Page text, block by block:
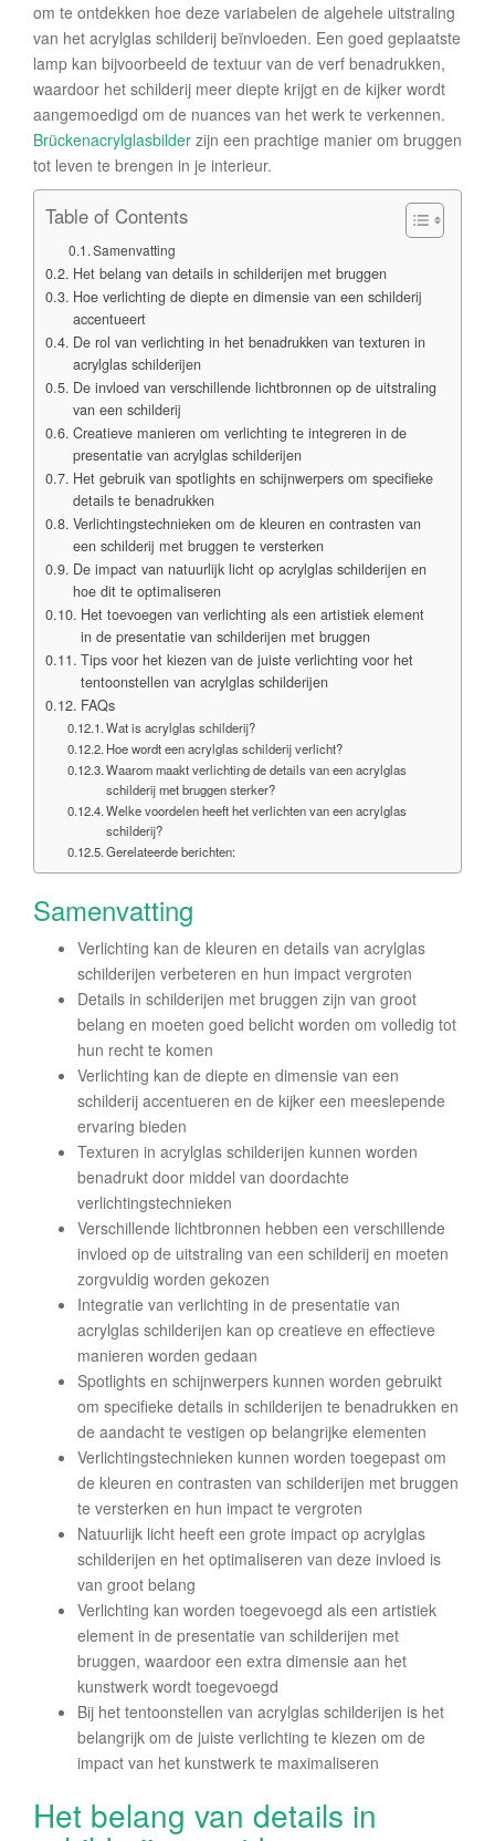
om te ontdekken hoe deze variabelen de algehele uitstraling
van het acrylglas schilderij beïnvloeden. Een goed geplaatste
lamp kan bijvoorbeeld de textuur van de verf benadrukken,
waardoor het schilderij meer diepte krijgt en de kijker wordt
aangemoedigd om de nuances van het werk te verkennen.
Brückenacrylglasbilder zijn een prachtige manier om bruggen
tot leven te brengen in je interieur.
Table of Contents
Samenvatting
Het belang van details in schilderijen met bruggen
Hoe verlichting de diepte en dimensie van een schilderij
accentueert
De rol van verlichting in het benadrukken van texturen in
acrylglas schilderijen
De invloed van verschillende lichtbronnen op de uitstraling
van een schilderij
Creatieve manieren om verlichting te integreren in de
presentatie van acrylglas schilderijen
Het gebruik van spotlights en schijnwerpers om specifieke
details te benadrukken
Verlichtingstechnieken om de kleuren en contrasten van
een schilderij met bruggen te versterken
De impact van natuurlijk licht op acrylglas schilderijen en
hoe dit te optimaliseren
Het toevoegen van verlichting als een artistiek element
in de presentatie van schilderijen met bruggen
Tips voor het kiezen van de juiste verlichting voor het
tentoonstellen van acrylglas schilderijen
FAQs
Wat is acrylglas schilderij?
Hoe wordt een acrylglas schilderij verlicht?
Waarom maakt verlichting de details van een acrylglas
schilderij met bruggen sterker?
Welke voordelen heeft het verlichten van een acrylglas
schilderij?
Gerelateerde berichten:
Samenvatting
Verlichting kan de kleuren en details van acrylglas
schilderijen verbeteren en hun impact vergroten
Details in schilderijen met bruggen zijn van groot
belang en moeten goed belicht worden om volledig tot
hun recht te komen
Verlichting kan de diepte en dimensie van een
schilderij accentueren en de kijker een meeslepende
ervaring bieden
Texturen in acrylglas schilderijen kunnen worden
benadrukt door middel van doordachte
verlichtingstechnieken
Verschillende lichtbronnen hebben een verschillende
invloed op de uitstraling van een schilderij en moeten
zorgvuldig worden gekozen
Integratie van verlichting in de presentatie van
acrylglas schilderijen kan op creatieve en effectieve
manieren worden gedaan
Spotlights en schijnwerpers kunnen worden gebruikt
om specifieke details in schilderijen te benadrukken en
de aandacht te vestigen op belangrijke elementen
Verlichtingstechnieken kunnen worden toegepast om
de kleuren en contrasten van schilderijen met bruggen
te versterken en hun impact te vergroten
Natuurlijk licht heeft een grote impact op acrylglas
schilderijen en het optimaliseren van deze invloed is
van groot belang
Verlichting kan worden toegevoegd als een artistiek
element in de presentatie van schilderijen met
bruggen, waardoor een extra dimensie aan het
kunstwerk wordt toegevoegd
Bij het tentoonstellen van acrylglas schilderijen is het
belangrijk om de juiste verlichting te kiezen om de
impact van het kunstwerk te maximaliseren
Het belang van details in